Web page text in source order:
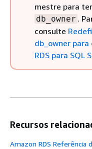
mestre para
db_owner .
consulte
db_owner para
RDS para SQL
Recursos
Amazon RDS Referência